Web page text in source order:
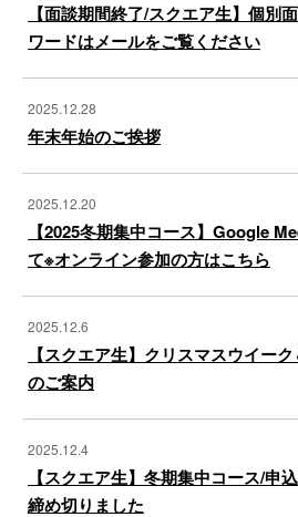
【面談期間終了/スクエア生】個
ワードはメールをご覧ください
2025.12.28
年末年始のご挨拶
2025.12.20
【2025冬期集中コース】Google
て※オンライン参加の方はこちら
2025.12.6
【スクエア生】クリスマスウイー
のご案内
2025.12.4
【スクエア生】冬期集中コース/申
締め切りました